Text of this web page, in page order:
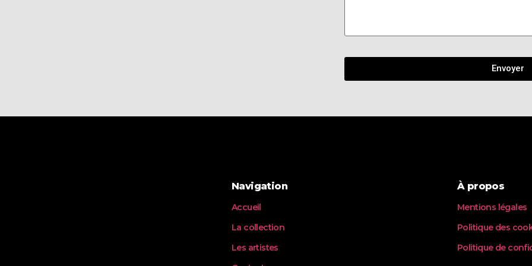
Envoyer
Navigation
Accueil
La collection
Les artistes
À propos
Mentions légales
Politique des
Politique de